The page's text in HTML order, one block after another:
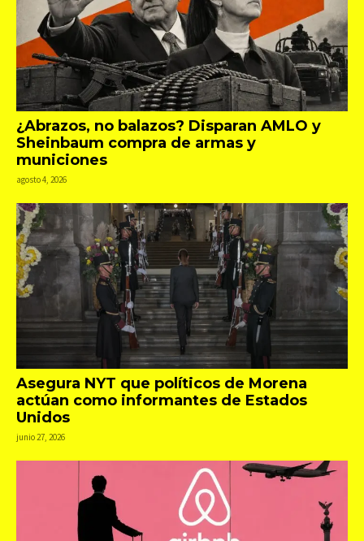
¿Abrazos, no balazos? Disparan AMLO y
Sheinbaum compra de armas y
municiones
agosto 4, 2026
Asegura NYT que políticos de Morena
actúan como informantes de Estados
Unidos
junio 27, 2026